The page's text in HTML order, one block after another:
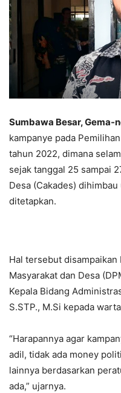
Sumbawa Besar, Gema-
kampanye pada
tahun 2022, dimana
sejak tanggal 25 sampai
Desa (Cakades)
ditetapkan.
Hal tersebut disampaikan
Masyarakat dan Desa
Kepala Bidang
S.STP., M.Si kepada
“Harapannya agar
adil, tidak ada money
lainnya berdasarkan
ada,” ujarnya.